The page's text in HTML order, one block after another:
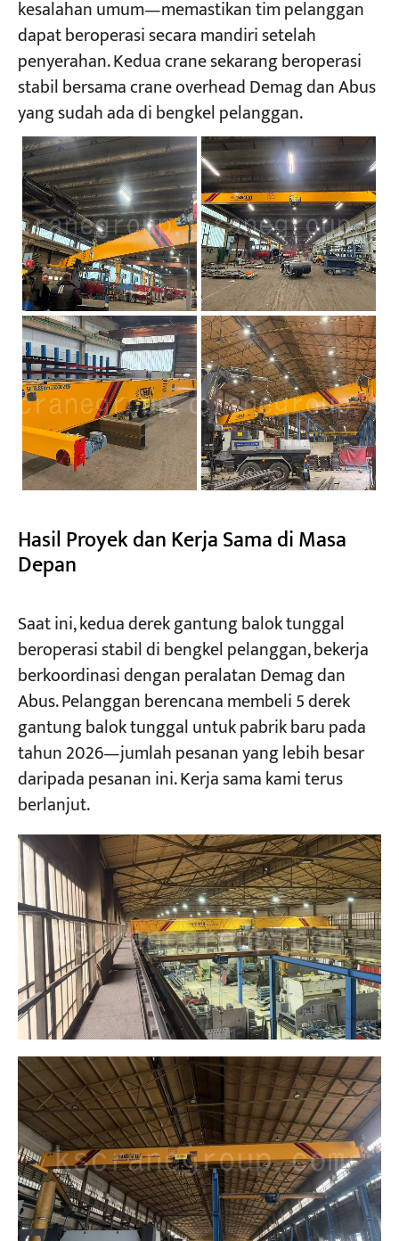
kesalahan umum—memastikan tim pelanggan
dapat beroperasi secara mandiri setelah
penyerahan. Kedua crane sekarang beroperasi
stabil bersama crane overhead Demag dan Abus
yang sudah ada di bengkel pelanggan.
Hasil Proyek dan Kerja Sama di Masa
Depan
Saat ini, kedua derek gantung balok tunggal
beroperasi stabil di bengkel pelanggan, bekerja
berkoordinasi dengan peralatan Demag dan
Abus. Pelanggan berencana membeli 5 derek
gantung balok tunggal untuk pabrik baru pada
tahun 2026—jumlah pesanan yang lebih besar
daripada pesanan ini. Kerja sama kami terus
berlanjut.